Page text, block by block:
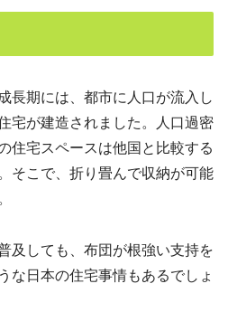
長期には、都市に人口が流入し
宅が建造されました。人口過密
住宅スペースは他国と比較する
そこで、折り畳んで収納が可能
及しても、布団が根強い支持を
な日本の住宅事情もあるでしょ